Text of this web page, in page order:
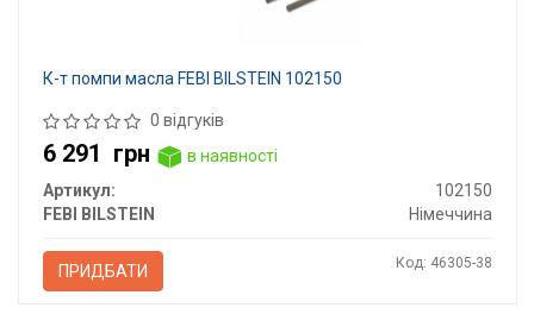
К-т помпи масла FEBI BILSTEIN 102150
0 відгуків
6 291 грн
в наявності
Артикул:
102150
FEBI BILSTEIN
Німеччина
ПРИДБАТИ Код: 46305-38